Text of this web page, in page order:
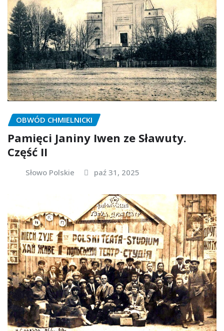
OBWÓD CHMIELNICKI
Pamięci Janiny Iwen ze Sławuty.
Część II
Słowo Polskie paź 31, 2025